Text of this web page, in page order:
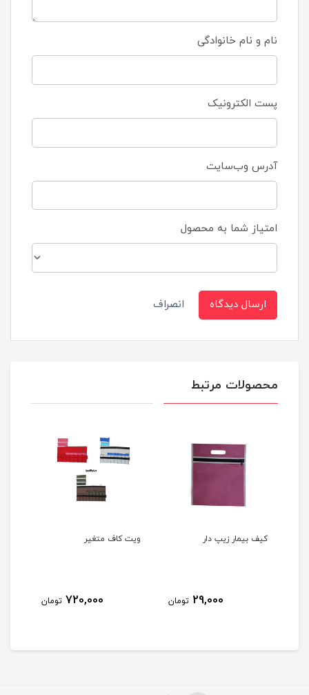
نام و نام خانوادگی
پست الکترونیک
آدرس وب‌سایت
امتیاز شما به محصول
ارسال دیدگاه انصراف
محصولات مرتبط
کیف بیمار زیپ دار
29,000 تومان
ویت کاف متغير
720,000 تومان